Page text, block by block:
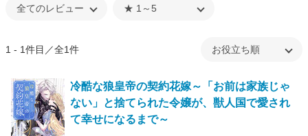
1 - 1件目／全1件
冷酷な狼皇帝の契約花嫁～「お前は家族じゃ
ない」と捨てられた令嬢が、獣人国で愛され
て幸せになるまで～